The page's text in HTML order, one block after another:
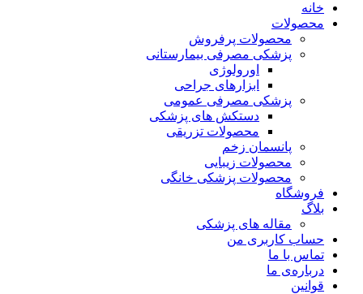
خانه
محصولات
محصولات پرفروش
پزشکی مصرفی بیمارستانی
اورولوژی
ابزارهای جراحی
پزشکی مصرفی عمومی
دستکش های پزشکی
محصولات تزریقی
پانسمان زخم
محصولات زیبایی
محصولات پزشکی خانگی
فروشگاه
بلاگ
مقاله های پزشکی
حساب کاربری من
تماس با ما
درباره‌ی ما
قوانین